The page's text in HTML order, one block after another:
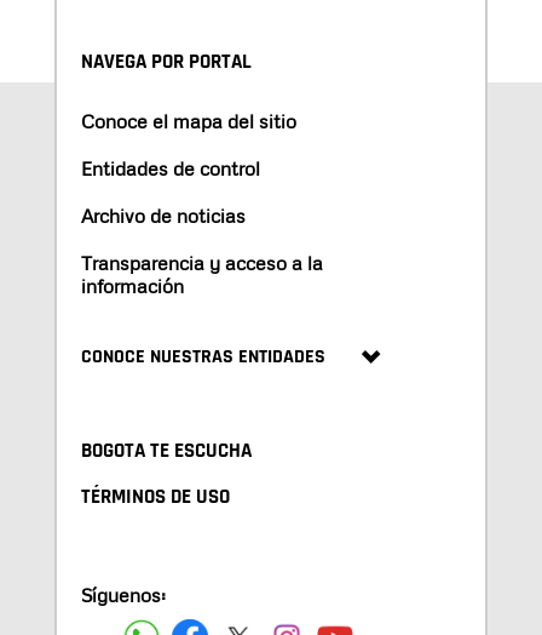
NAVEGA POR PORTAL
Conoce el mapa del sitio
Entidades de control
Archivo de noticias
Transparencia y acceso a la
información
CONOCE NUESTRAS ENTIDADES
BOGOTA TE ESCUCHA
TÉRMINOS DE USO
Síguenos: